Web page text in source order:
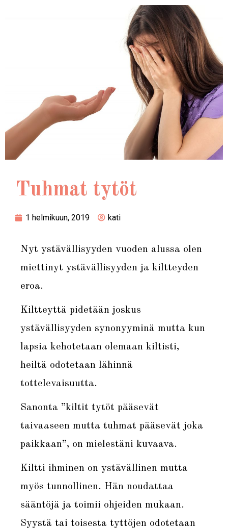
Tuhmat tytöt
1 helmikuun, 2019 kati
Nyt ystävällisyyden vuoden alussa olen
miettinyt ystävällisyyden ja kiltteyden
eroa.
Kiltteyttä pidetään joskus
ystävällisyyden synonyyminä mutta kun
lapsia kehotetaan olemaan kiltisti,
heiltä odotetaan lähinnä
tottelevaisuutta.
Sanonta ”kiltit tytöt pääsevät
taivaaseen mutta tuhmat pääsevät joka
paikkaan”, on mielestäni kuvaava.
Kiltti ihminen on ystävällinen mutta
myös tunnollinen. Hän noudattaa
sääntöjä ja toimii ohjeiden mukaan.
Syystä tai toisesta tyttöjen odotetaan